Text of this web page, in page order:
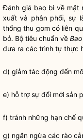
Đánh giá bao bì về mặt
xuất và phân phối, sự
thống thu gom có liên
bỏ. Bộ tiêu chuẩn về
đưa ra các trình tự thực
d) giảm tác động đến
e) hỗ trợ sự đổi mới sản
f) tránh những hạn chế
g) ngăn ngừa các rào